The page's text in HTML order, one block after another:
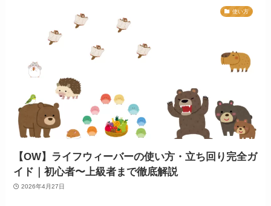
使い方
【OW】ライフウィーバーの使い方・立ち回り完全ガ
イド｜初心者〜上級者まで徹底解説
2026年4月27日